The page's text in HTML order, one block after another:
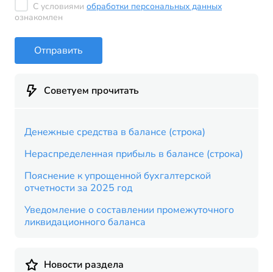
С условиями обработки персональных данных
ознакомлен
Отправить
Советуем прочитать
Денежные средства в балансе (строка)
Нераспределенная прибыль в балансе (строка)
Пояснение к упрощенной бухгалтерской
отчетности за 2025 год
Уведомление о составлении промежуточного
ликвидационного баланса
Новости раздела